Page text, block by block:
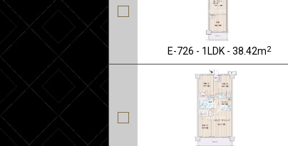
E-726 - 1LDK - 38.42m2